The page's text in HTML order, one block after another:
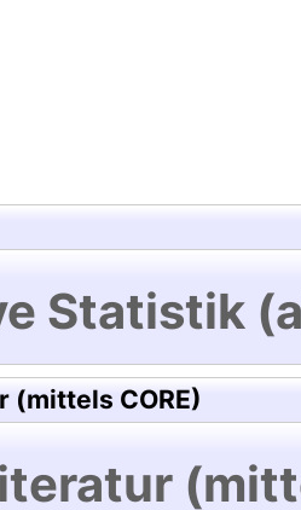
Statistik
(mittels CORE)